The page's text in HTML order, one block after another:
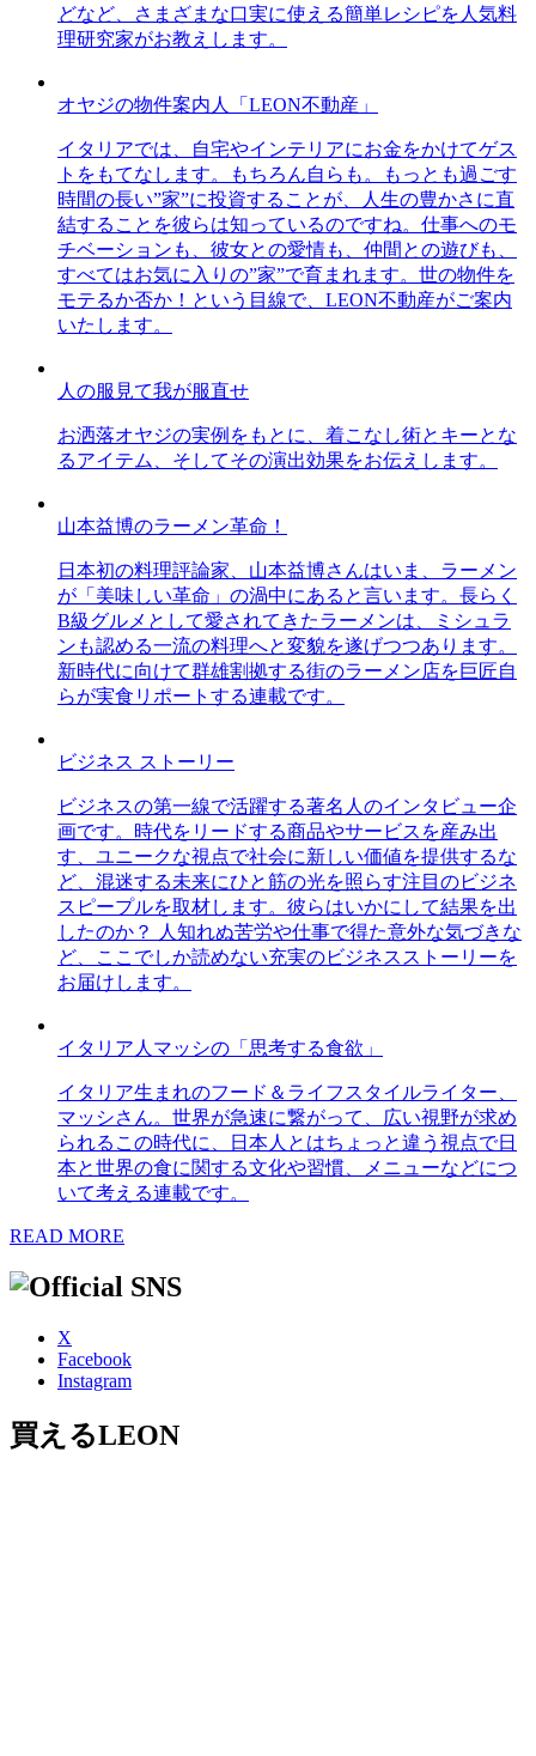
どなど、さまざまな口実に使える簡単レシピを人気料
理研究家がお教えします。
オヤジの物件案内人「LEON不動産」
イタリアでは、自宅やインテリアにお金をかけてゲス
トをもてなします。もちろん自らも。もっとも過ごす
時間の長い”家”に投資することが、人生の豊かさに直
結することを彼らは知っているのですね。仕事へのモ
チベーションも、彼女との愛情も、仲間との遊びも、
すべてはお気に入りの”家”で育まれます。世の物件を
モテるか否か！という目線で、LEON不動産がご案内
いたします。
人の服見て我が服直せ
お洒落オヤジの実例をもとに、着こなし術とキーとな
るアイテム、そしてその演出効果をお伝えします。
山本益博のラーメン革命！
日本初の料理評論家、山本益博さんはいま、ラーメン
が「美味しい革命」の渦中にあると言います。長らく
B級グルメとして愛されてきたラーメンは、ミシュラ
ンも認める一流の料理へと変貌を遂げつつあります。
新時代に向けて群雄割拠する街のラーメン店を巨匠自
らが実食リポートする連載です。
ビジネス ストーリー
ビジネスの第一線で活躍する著名人のインタビュー企
画です。時代をリードする商品やサービスを産み出
す、ユニークな視点で社会に新しい価値を提供するな
ど、混迷する未来にひと筋の光を照らす注目のビジネ
スピープルを取材します。彼らはいかにして結果を出
したのか？ 人知れぬ苦労や仕事で得た意外な気づきな
ど、ここでしか読めない充実のビジネスストーリーを
お届けします。
イタリア人マッシの「思考する食欲」
イタリア生まれのフード＆ライフスタイルライター、
マッシさん。世界が急速に繋がって、広い視野が求め
られるこの時代に、日本人とはちょっと違う視点で日
本と世界の食に関する文化や習慣、メニューなどにつ
いて考える連載です。
READ MORE
X
Facebook
Instagram
買えるLEON